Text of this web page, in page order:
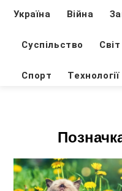
Україна Війна
Суспільство Світ
Спорт Технології